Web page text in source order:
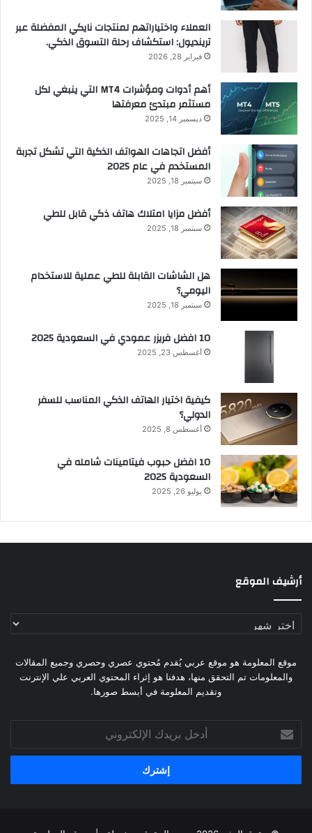
العملاء واختياراتهم لمنتجات نايكي المفضلة عبر
ترينديول: استكشاف رحلة التسوق الذكي.
فبراير 28, 2026
أهم أدوات ومؤشرات MT4 التي ينبغي لكل
مستثمر مبتدئ معرفتها
ديسمبر 14, 2025
أفضل اتجاهات الهواتف الذكية التي تشكل تجربة
المستخدم في عام 2025
سبتمبر 18, 2025
أفضل مزايا امتلاك هاتف ذكي قابل للطي
سبتمبر 18, 2025
هل الشاشات القابلة للطي عملية للاستخدام
اليومي؟
سبتمبر 18, 2025
10 افضل فريزر عمودي​ في السعودية​ 2025
أغسطس 23, 2025
كيفية اختيار الهاتف الذكي المناسب للسفر
الدولي؟
أغسطس 8, 2025
10 افضل حبوب فيتامينات شامله​ في
السعودية 2025
يوليو 26, 2025
أرشيف الموقع
أرشيف
موقع المعلومة هو موقع عربي يُقدم مُحتوي عصري وحصري وجميع المقالات
والمعلومات تم التحقق منها، هدفنا هو إثراء المحتوي العربي علي الإنترنت
وتقديم المعلومة في أبسط صورها.
بريدك
الإلكتروني